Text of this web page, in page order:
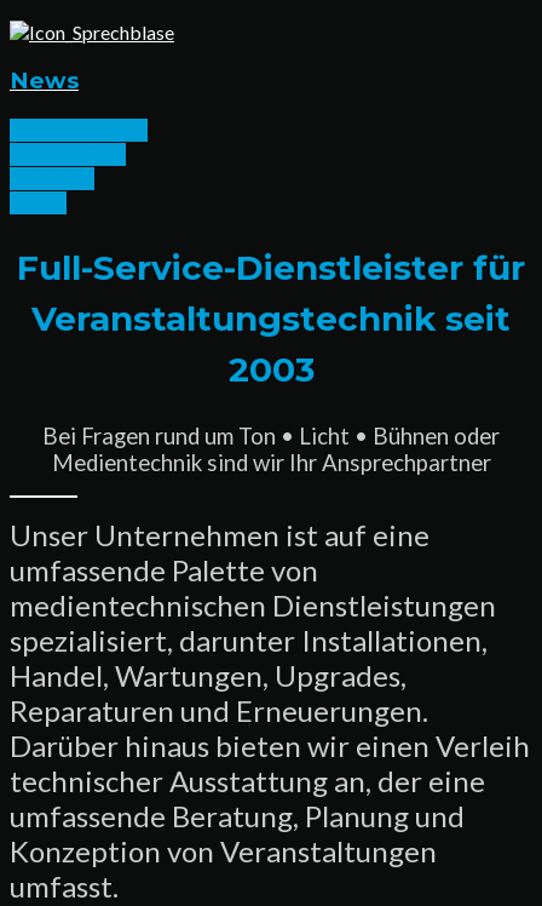
News
Full-Service-Dienstleister für
Veranstaltungstechnik seit
2003
Bei Fragen rund um Ton • Licht • Bühnen oder
Medientechnik sind wir Ihr Ansprechpartner
Unser Unternehmen ist auf eine
umfassende Palette von
medientechnischen Dienstleistungen
spezialisiert, darunter Installationen,
Handel, Wartungen, Upgrades,
Reparaturen und Erneuerungen.
Darüber hinaus bieten wir einen Verleih
technischer Ausstattung an, der eine
umfassende Beratung, Planung und
Konzeption von Veranstaltungen
umfasst.